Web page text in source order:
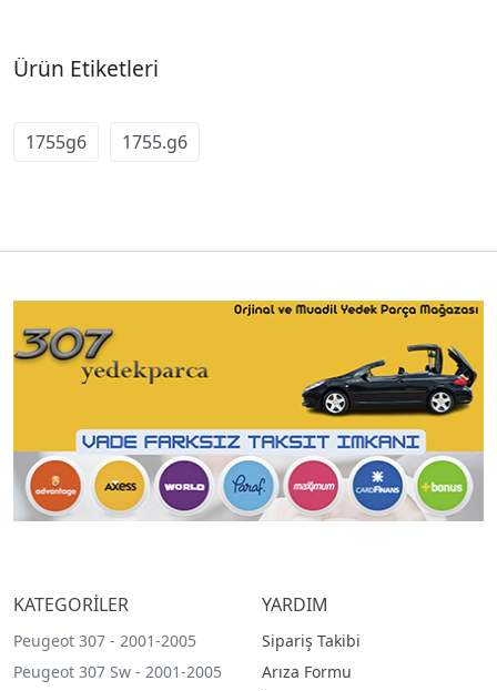
Ürün Etiketleri
1755g6 1755.g6
KATEGORİLER
Peugeot 307 - 2001-2005
Peugeot 307 Sw - 2001-2005
YARDIM
Sipariş Takibi
Arıza Formu